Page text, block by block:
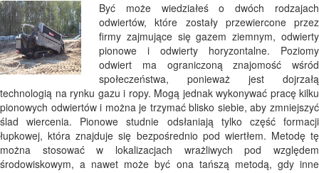
Być może wiedziałeś o dwóch rodzajach
odwiertów, które zostały przewiercone przez
firmy zajmujące się gazem ziemnym, odwierty
pionowe i odwierty horyzontalne. Poziomy
odwiert ma ograniczoną znajomość wśród
społeczeństwa, ponieważ jest dojrzałą
technologią na rynku gazu i ropy. Mogą jednak wykonywać pracę kilku
pionowych odwiertów i można je trzymać blisko siebie, aby zmniejszyć
ślad wiercenia. Pionowe studnie odsłaniają tylko część formacji
łupkowej, która znajduje się bezpośrednio pod wiertłem. Metodę tę
można stosować w lokalizacjach wrażliwych pod względem
środowiskowym, a nawet może być ona tańszą metodą, gdy inne